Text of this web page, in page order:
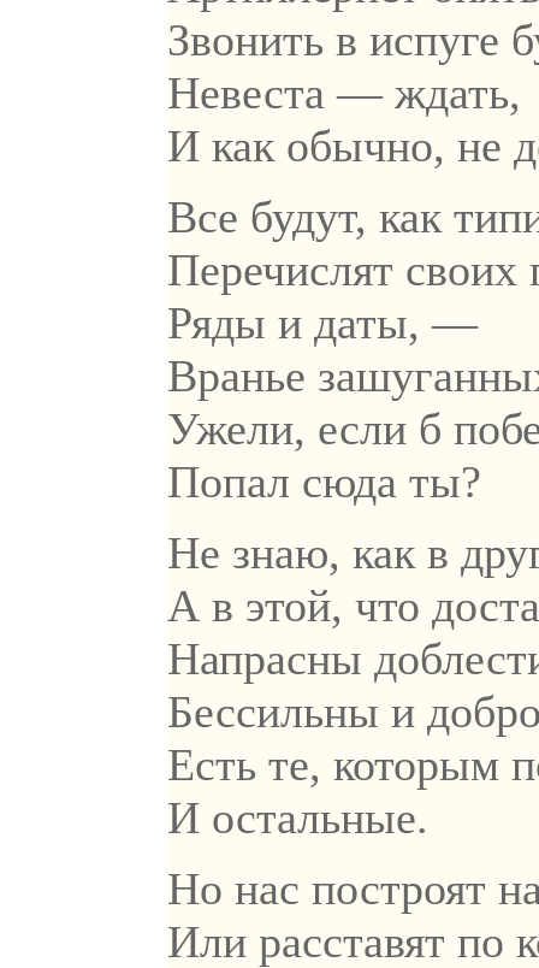
Звонить в испуге
Невеста — ждать,
И как обычно, не
Все будут, как
Перечислят своих
Ряды и даты, —
Вранье
Ужели, если б
Попал сюда ты?
Не знаю, как в
А в этой, что
Напрасны
Бессильны и
Есть те, которым
И остальные.
Но нас построят
Или расставят по